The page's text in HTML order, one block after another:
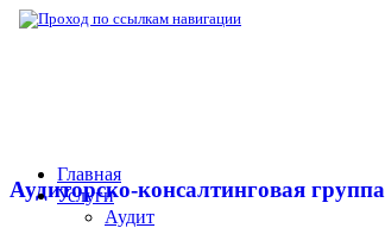
Аудиторско-консалтинговая группа
Главная
Услуги
Аудит